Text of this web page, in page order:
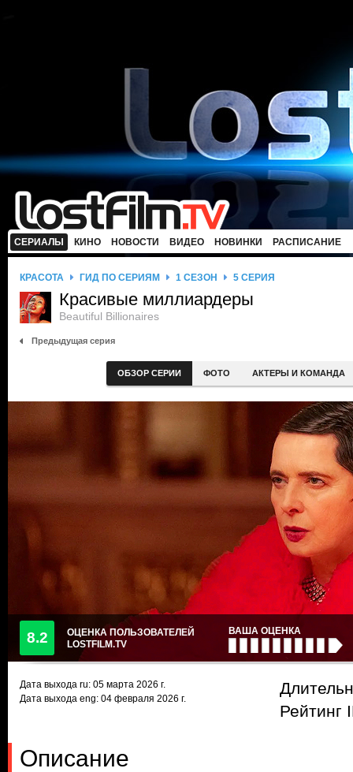
СЕРИАЛЫ КИНО НОВОСТИ ВИДЕО НОВИНКИ РАСПИСАНИЕ
КРАСОТА ГИД ПО СЕРИЯМ 1 СЕЗОН 5 СЕРИЯ
Красивые миллиардеры
Beautiful Billionaires
Предыдущая серия
ОБЗОР СЕРИИ ФОТО АКТЕРЫ И КОМАНДА
8.2
ОЦЕНКА ПОЛЬЗОВАТЕЛЕЙ
LOSTFILM.TV
ВАША ОЦЕНКА
Дата выхода ru: 05 марта 2026 г.
Дата выхода eng: 04 февраля 2026 г.
Рейтинг
Описание